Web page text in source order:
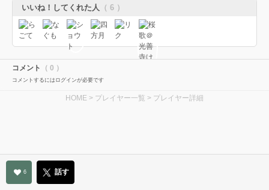
いいね！してくれた人 （ 6 ）
コメント （ 0 ）
コメントするにはログインが必要です
HOME > プレイヤー一覧 > プレイヤー詳細
6 話す